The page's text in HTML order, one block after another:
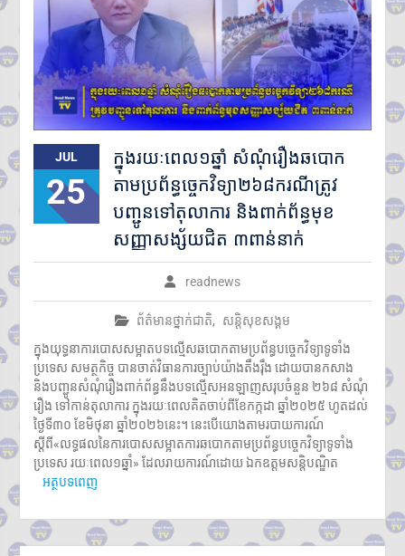
JUL
25
ក្នុងរយៈពេល១ឆ្នាំ សំណុំរឿងឆបោក
តាមប្រព័ន្ធច្ចេកវិទ្យា២៦៨ករណីត្រូវ
បញ្ជូនទៅតុលាការ និងពាក់ព័ន្ធមុខ
សញ្ញាសង្ស័យជិត ៣ពាន់នាក់
readnews
ព័ត៌មានថ្នាក់ជាតិ,
សន្តិសុខសង្គម
ក្នុងយុទ្ធនាការបោសសម្អាតបទល្មើសឆបោកតាមប្រព័ន្ធបច្ចេកវិទ្យាទូទាំង
ប្រទេស សមត្ថកិច្ច បានចាត់វិធានការច្បាប់យ៉ាងតឹងរ៉ឹង ដោយបានកសាង
និងបញ្ជូនសំណុំរឿងពាក់ព័ន្ធនឹងបទល្មើសអនឡាញសរុបចំនួន ២៦៨ សំណុំ
រឿង ទៅកាន់តុលាការ ក្នុងរយៈពេលគិតចាប់ពីខែកក្កដា ឆ្នាំ២០២៥ ហូតដល់
ថ្ងៃទី៣០ ខែមិថុនា ឆ្នាំ២០២៦នេះ។ នេះបើយោងតាមរបាយការណ៍
ស្តីពី«លទ្ធផលនៃការបោសសម្អាតការឆបោកតាមប្រព័ន្ធបច្ចេកវិទ្យាទូទាំង
ប្រទេស រយៈពេល១ឆ្នាំ» ដែលរាយការណ៍ដោយ ឯកឧត្តមសន្តិបណ្ឌិត
អត្ថបទពេញ